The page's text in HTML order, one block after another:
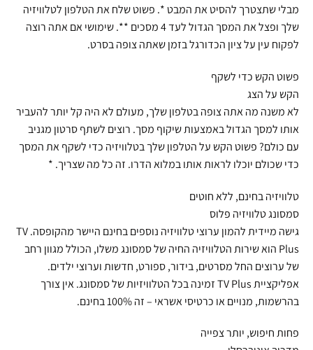
מבלי שתצטרך להסיט את המבט *. פשוט שלח את הטלפון לטלוויזיה
שלך ופצל את המסך הגדול לעד 4 מסכים **. שימושי אם אתה רוצה
לפקוח עין על ציון הכדורגל בזמן שאתה צופה בסרט.
פשוט הקש כדי לשקף
הקש על הצג
לא משנה מה אתה צופה בטלפון שלך, מעולם לא היה קל יותר להעביר
אותו למסך הגדול באמצעות שיקוף מסך. רוצים לשתף סרטון מגניב
עם כולם? פשוט הקש על הטלפון שלך בטלוויזיה כדי לשקף את המסך
כדי שכולם יוכלו לראות אותו במלוא הדרו. זה כל מה שצריך. *
טלוויזיה בחינם, ללא חוטים
סמסונג טלוויזיה פלוס
גישה מיידית להמון ערוצי טלוויזיה נוספים בחינם היישר מהקופסה. TV
Plus הוא שירות הטלוויזיה החיה של סמסונג משלו, הכולל מגוון רחב
של ערוצים החל מסרטים, בידור, ספורט, חדשות וערוצי ילדים.
אפליקציית TV Plus זמינה בכל הטלוויזיות של סמסונג. אין צורך
בהרשמות, מנויים או כרטיסי אשראי – זה 100% בחינם.
פחות חיפוש, יותר צפייה